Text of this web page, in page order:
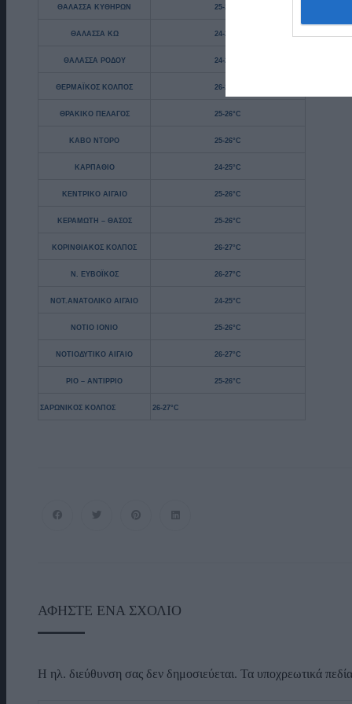
ΘΑΛΑΣΣΑ ΚΥΘΗΡΩΝ 25-26°C
ΘΑΛΑΣΣΑ ΚΩ 24-25°C
ΘΑΛΑΣΣΑ ΡΟΔΟΥ 24-25°C
ΘΕΡΜΑΪΚΟΣ ΚΟΛΠΟΣ 26-27°C
ΘΡΑΚΙΚΟ ΠΕΛΑΓΟΣ 25-26°C
ΚΑΒΟ ΝΤΟΡΟ 25-26°C
ΚΑΡΠΑΘΙΟ 24-25°C
ΚΕΝΤΡΙΚΟ ΑΙΓΑΙΟ 25-26°C
ΚΕΡΑΜΩΤΗ – ΘΑΣΟΣ 25-26°C
ΚΟΡΙΝΘΙΑΚΟΣ ΚΟΛΠΟΣ 26-27°C
Ν. ΕΥΒΟΪΚΟΣ 26-27°C
ΝΟΤ.ΑΝΑΤΟΛΙΚΟ ΑΙΓΑΙΟ 24-25°C
ΝΟΤΙΟ ΙΟΝΙΟ 25-26°C
ΝΟΤΙΟΔΥΤΙΚΟ ΑΙΓΑΙΟ 26-27°C
ΡΙΟ – ΑΝΤΙΡΡΙΟ 25-26°C
ΣΑΡΩΝΙΚΟΣ ΚΟΛΠΟΣ 26-27°C
ΑΦΉΣΤΕ ΈΝΑ ΣΧΌΛΙΟ
Η ηλ. διεύθυνση σας δεν δημοσιεύεται. Τα υποχρεωτικά